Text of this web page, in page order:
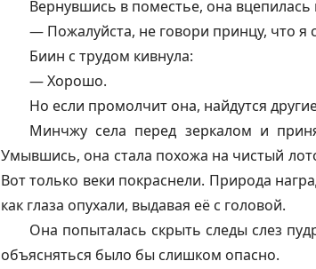
Вернувшись в поместье, она вцепилась
— Пожалуйста, не говори принцу, что я
Биин с трудом кивнула:
— Хорошо.
Но если промолчит она, найдутся
Минчжу села перед зеркалом и
Умывшись, она стала похожа на чистый
Вот только веки покраснели. Природа
как глаза опухали, выдавая её с головой.
Она попыталась скрыть следы слез
объясняться было бы слишком опасно.